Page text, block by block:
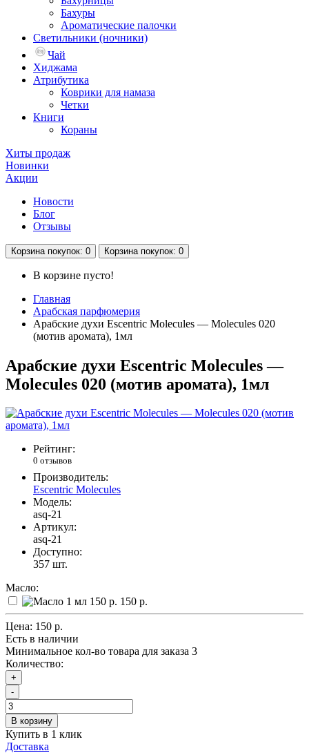
Бахуры
Ароматические палочки
Светильники (ночники)
Чай
Хиджама
Атрибутика
Коврики для намаза
Четки
Книги
Кораны
Хиты продаж
Новинки
Акции
Новости
Блог
Отзывы
Корзина покупок: 0 Корзина покупок: 0
В корзине пусто!
Главная
Арабская парфюмерия
Арабские духи Escentric Molecules — Molecules 020
(мотив аромата), 1мл
Арабские духи Escentric Molecules —
Molecules 020 (мотив аромата), 1мл
Рейтинг:
0 отзывов
Производитель:
Escentric Molecules
Модель:
asq-21
Артикул:
asq-21
Доступно:
357 шт.
Масло:
150 р.
Цена: 150 р.
Есть в наличии
Минимальное кол-во товара для заказа 3
Количество:
+
-
В корзину
Купить в 1 клик
Доставка